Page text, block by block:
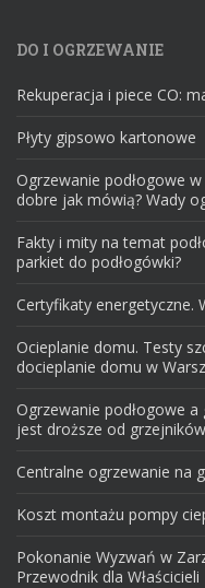
DO I OGRZEWANIE
Rekuperacja i piece CO:
Płyty gipsowo kartonowe
Ogrzewanie podłogowe
dobre jak mówią? Wady
Fakty i mity na temat
parkiet do podłogówki?
Certyfikaty energetyczne.
Ocieplanie domu. Testy
docieplanie domu w
Ogrzewanie podłogowe
jest droższe od
Centralne ogrzewanie na
Koszt montażu pompy
Pokonanie Wyzwań w
Przewodnik dla Właścicieli